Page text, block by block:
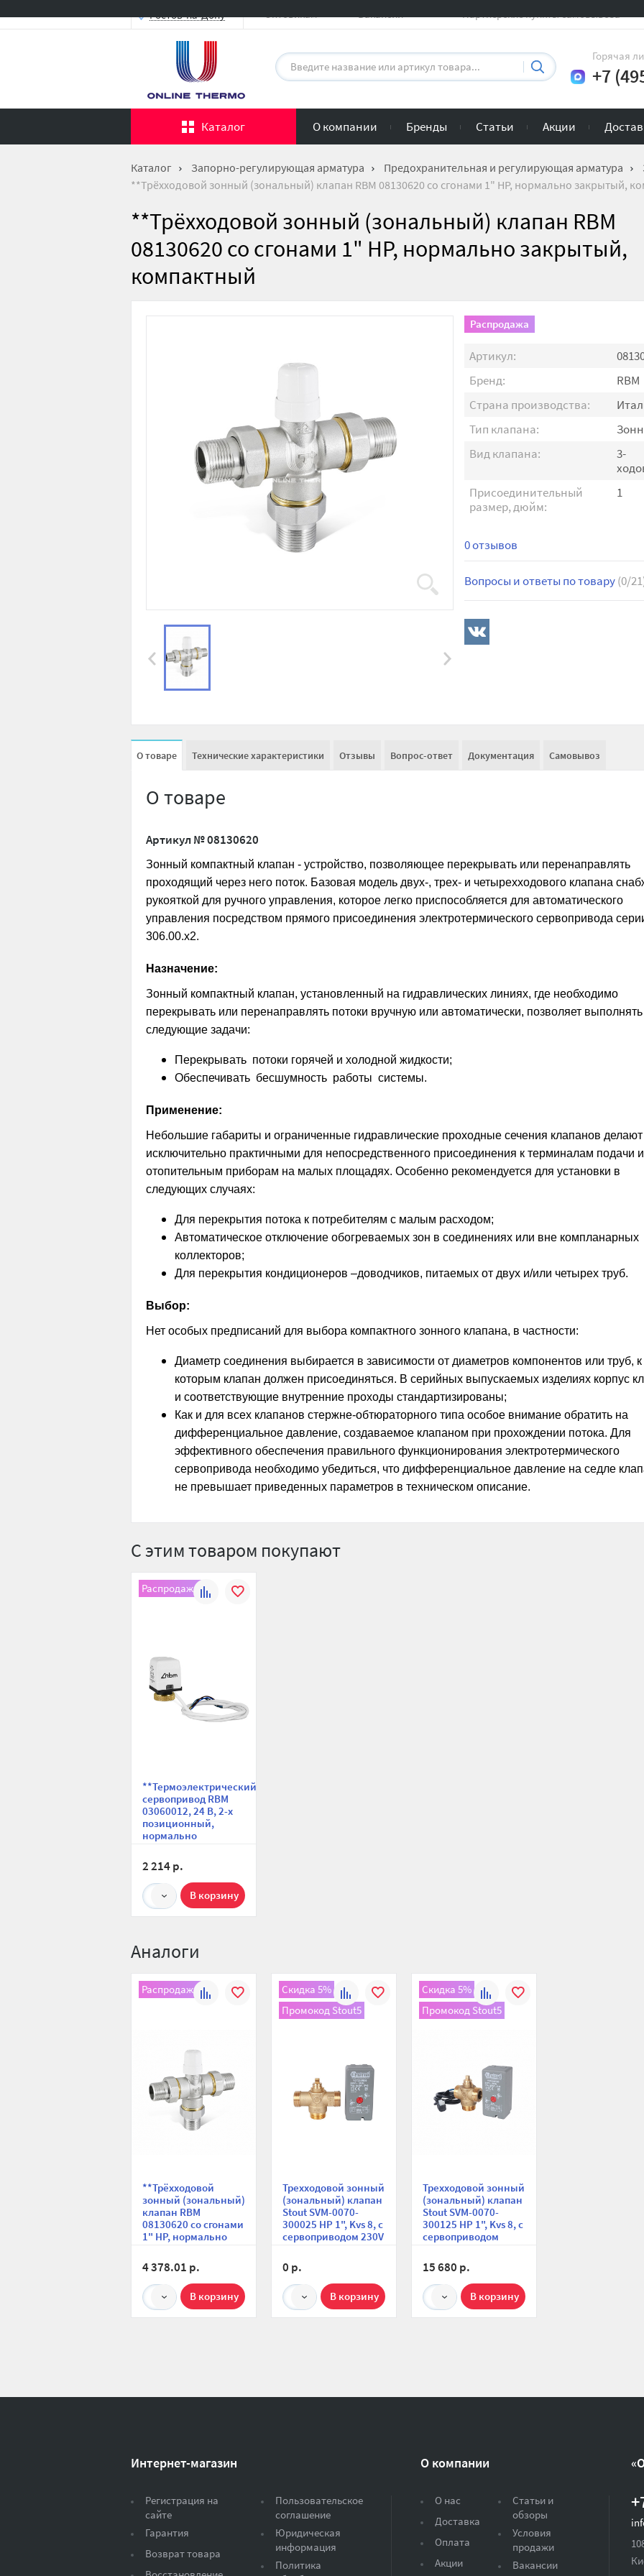
Ростов-на-Дону Оптовикам Вакансии Партнерские пункты самовывоза
Горячая
+7
Каталог О компании Бренды Статьи Акции
Каталог Запорно-регулирующая арматура Предохранительная и регулирующая арматура
**Трёхходовой зонный (зональный) клапан RBM 08130620 со сгонами 1" НР, нормально закрытый,
**Трёхходовой зонный (зональный) клапан RBM
08130620 со сгонами 1" НР, нормально закрытый,
компактный
Распродажа
Артикул:
Бренд:
RBM
Страна производства:
Тип клапана:
Вид клапана:
3-
Присоединительный
размер, дюйм:
1
0 отзывов
Вопросы и ответы по товару(0/
О товаре Технические характеристики Отзывы Вопрос-ответ Документация Самовывоз
О товаре
Артикул №08130620
Зонный компактный клапан - устройство, позволяющее перекрывать или перенаправлять
проходящий через него поток. Базовая модель двух-, трех- и четырехходового клапана
рукояткой для ручного управления, которое легко приспособляется для автоматического
управления посредством прямого присоединения электротермического сервопривода
306.00.x2.
Назначение:
Зонный компактный клапан, установленный на гидравлических линиях, где необходимо
перекрывать или перенаправлять потоки вручную или автоматически, позволяет выполнять
следующие задачи:
Перекрывать потоки горячей и холодной жидкости;
Обеспечивать бесшумность работы системы.
Применение:
Небольшие габариты и ограниченные гидравлические проходные сечения клапанов делают
исключительно практичными для непосредственного присоединения к терминалам подачи
отопительным приборам на малых площадях. Особенно рекомендуется для установки в
следующих случаях:
Для перекрытия потока к потребителям с малым расходом;
Автоматическое отключение обогреваемых зон в соединениях или вне компланарных
коллекторов;
Для перекрытия кондиционеров –доводчиков, питаемых от двух и/или четырех труб.
Выбор:
Нет особых предписаний для выбора компактного зонного клапана, в частности:
Диаметр соединения выбирается в зависимости от диаметров компонентов или труб, к
которым клапан должен присоединяться. В серийных выпускаемых изделиях корпус
и соответствующие внутренние проходы стандартизированы;
Как и для всех клапанов стержне-обтюраторного типа особое внимание обратить на
дифференциальное давление, создаваемое клапаном при прохождении потока. Для
эффективного обеспечения правильного функционирования электротермического
сервопривода необходимо убедиться, что дифференциальное давление на седле
не превышает приведенных параметров в техническом описание.
С этим товаром покупают
Распродажа
К
**Термоэлектрический
сервопривод RBM
03060012, 24 В, 2-х
позиционный,
нормально
2 214 р.
1
Аналоги
Распродажа
К
**Трёхходовой
зонный (зональный)
клапан RBM
08130620 со сгонами
1" НР, нормально
компактный
4 378.01 р.
1
Скидка 5%
Промокод Stout5
К
сравнению
Трехходовой зонный
(зональный) клапан
Stout SVM-0070-
300025 НР 1", Kvs 8, с
сервоприводом 230V
0 р.
1
Скидка 5%
Промокод Stout5
К
сравнению
Трехходовой зонный
(зональный) клапан
Stout SVM-0070-
300125 НР 1", Kvs 8, с
сервоприводом
15 680 р.
1
Интернет-магазин
Регистрация на
сайте
Гарантия
Возврат товара
Пользовательское
соглашение
Юридическая
информация
Политика
О компании
О нас
Доставка
Оплата
Акции
Статьи и
обзоры
Условия
продажи
Вакансии